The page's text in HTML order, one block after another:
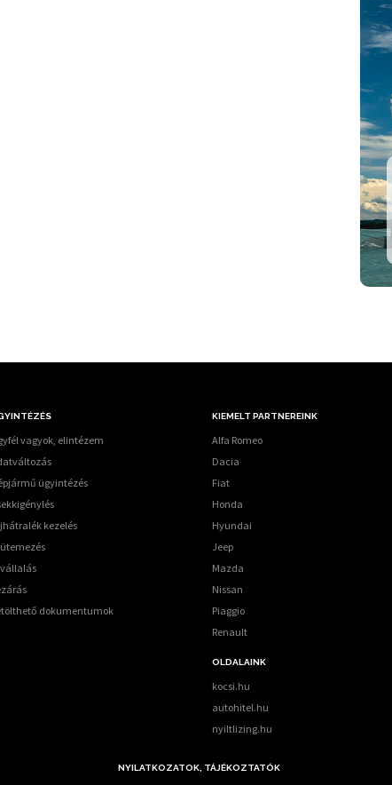
vagyok, elintézem
ügyintézés
kezelés
dokumentumok
KIEMELT PARTNEREINK
Alfa Romeo
Dacia
Fiat
Honda
Hyundai
Jeep
Mazda
Nissan
Piaggio
Renault
OLDALAINK
kocsi.hu
autohitel.hu
nyiltlizing.hu
NYILATKOZATOK, TÁJÉKOZTATÓK